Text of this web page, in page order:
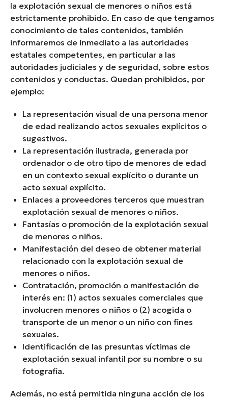
la explotación sexual de menores o niños está
estrictamente prohibido. En caso de que tengamos
conocimiento de tales contenidos, también
informaremos de inmediato a las autoridades
estatales competentes, en particular a las
autoridades judiciales y de seguridad, sobre estos
contenidos y conductas. Quedan prohibidos, por
ejemplo:
La representación visual de una persona menor
de edad realizando actos sexuales explícitos o
sugestivos.
La representación ilustrada, generada por
ordenador o de otro tipo de menores de edad
en un contexto sexual explícito o durante un
acto sexual explícito.
Enlaces a proveedores terceros que muestran
explotación sexual de menores o niños.
Fantasías o promoción de la explotación sexual
de menores o niños.
Manifestación del deseo de obtener material
relacionado con la explotación sexual de
menores o niños.
Contratación, promoción o manifestación de
interés en: (1) actos sexuales comerciales que
involucren menores o niños o (2) acogida o
transporte de un menor o un niño con fines
sexuales.
Identificación de las presuntas víctimas de
explotación sexual infantil por su nombre o su
fotografía.
Además, no está permitida ninguna acción de los